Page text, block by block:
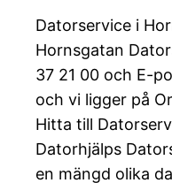
Datorservice i
Hornsgatan
37 21 00 och E-
och vi ligger på
Hitta till
Datorhjälps
en mängd olika